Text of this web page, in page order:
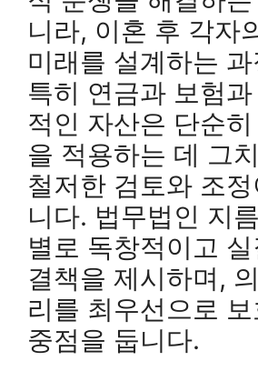
니라, 이혼 후 각자
미래를 설계하는
특히 연금과 보험
적인 자산은 단순
을 적용하는 데 그
철저한 검토와 조
니다. 법무법인 지
별로 독창적이고
결책을 제시하며,
리를 최우선으로
중점을 둡니다.